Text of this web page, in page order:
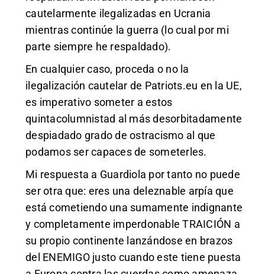
cautelarmente ilegalizadas en Ucrania
mientras continúe la guerra (lo cual por mi
parte siempre he respaldado).
En cualquier caso, proceda o no la
ilegalización cautelar de Patriots.eu en la UE,
es imperativo someter a estos
quintacolumnistad al más desorbitadamente
despiadado grado de ostracismo al que
podamos ser capaces de someterles.
Mi respuesta a Guardiola por tanto no puede
ser otra que: eres una deleznable arpía que
está cometiendo una sumamente indignante
y completamente imperdonable TRAICIÓN a
su propio continente lanzándose en brazos
del ENEMIGO justo cuando este tiene puesta